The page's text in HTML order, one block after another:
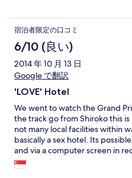
宿泊者限定の口コミ
6/10 (良い)
2014 年 10 月 13 日
Google で翻訳
'LOVE' Hotel
We went to watch the Grand
the track go from Shiroko this
not many local facilities within
basically a sex hotel. Its
and via a computer screen in
you. The rooms are sound
bordello. On the positive side